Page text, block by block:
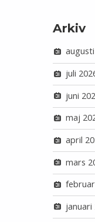
Arkiv
juli
juni
maj
april
mars
januari